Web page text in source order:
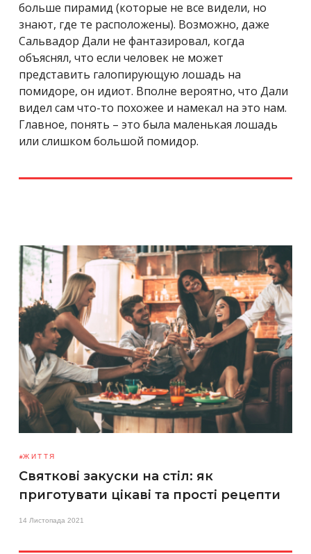
больше пирамид (которые не все видели, но
знают, где те расположены). Возможно, даже
Сальвадор Дали не фантазировал, когда
объяснял, что если человек не может
представить галопирующую лошадь на
помидоре, он идиот. Вполне вероятно, что Дали
видел сам что-то похожее и намекал на это нам.
Главное, понять – это была маленькая лошадь
или слишком большой помидор.
ЖИТТЯ
Святкові закуски на стіл: як
приготувати цікаві та прості рецепти
14 Листопада 2021